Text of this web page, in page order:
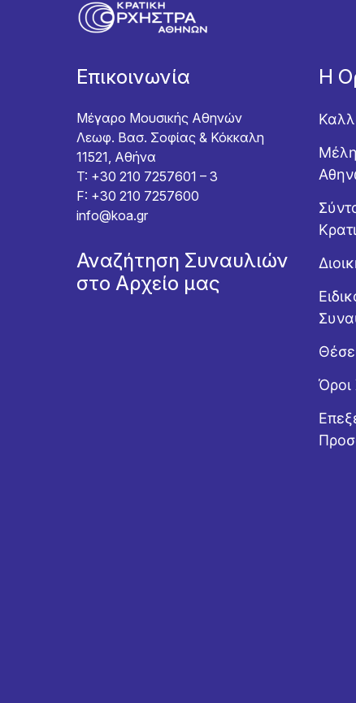
Επικοινωνία
Μέγαρο Μουσικής Αθηνών
Λεωφ. Βασ. Σοφίας & Κόκκαλη
11521, Αθήνα
T: +30 210 7257601 – 3
F: +30 210 7257600
info@koa.gr
Αναζήτηση Συναυλιών
στο Αρχείο μας
Η
Όροι